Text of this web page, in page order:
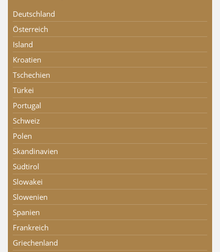
Deutschland
Österreich
Island
Kroatien
Tschechien
Türkei
Portugal
Schweiz
Polen
Skandinavien
Südtirol
Slowakei
Slowenien
Spanien
Frankreich
Griechenland